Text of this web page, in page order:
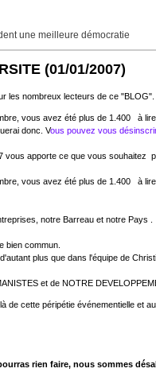
une meilleure démocratie
(01/01/2007)
les nombreux lecteurs de ce "BLOG".
vous avez été plus de 1.400 à
donc. Vous pouvez vous
vous apporte ce que vous souhaitez
vous avez été plus de 1.400 à
notre Barreau et notre Pays .
bien commun.
plus que dans l'équipe de
et de NOTRE
cette péripétie événementielle
rien faire, nous sommes